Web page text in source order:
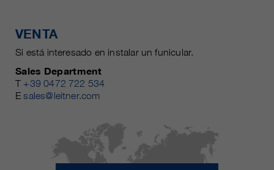
VENTA
Si está interesado en instalar un funicular.
Sales Department
T +39 0472 722 534
Esales@leitner.com